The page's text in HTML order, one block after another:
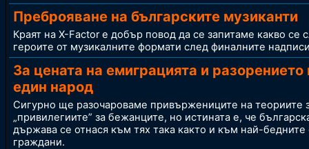
Преброяване на българските музиканти
Краят на X-Factor е добър повод да се запитаме какво се
героите от музикалните формати след финалните
За цената на емиграцията и разорението
един народ
Сигурно ще разочароваме привържениците на теориите
„привилегиите” за бежанците, но истината е, че
държава се отнася към тях така както и към най-бедните
граждани.